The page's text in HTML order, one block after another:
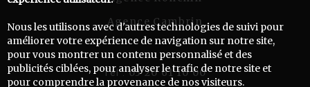
Agence Cambrin
Tel :03 20 61 10 00
Nous les utilisons avec d'autres technologies de suivi pour
améliorer votre expérience de navigation sur notre site,
pour vous montrer un contenu personnalisé et des
publicités ciblées, pour analyser le trafic de notre site et
pour comprendre la provenance de nos visiteurs.